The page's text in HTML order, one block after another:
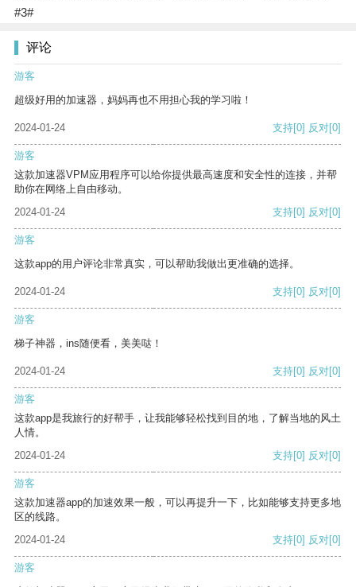
#3#
评论
游客
超级好用的加速器，妈妈再也不用担心我的学习啦！
2024-01-24 支持[0] 反对[0]
游客
这款加速器VPM应用程序可以给你提供最高速度和安全性的连接，并帮
助你在网络上自由移动。
2024-01-24
支持[0] 反对[0]
游客
这款app的用户评论非常真实，可以帮助我做出更准确的选择。
2024-01-24 支持[0] 反对[0]
游客
梯子神器，ins随便看，美美哒！
2024-01-24 支持[0] 反对[0]
游客
这款app是我旅行的好帮手，让我能够轻松找到目的地，了解当地的风土
人情。
2024-01-24
支持[0] 反对[0]
游客
这款加速器app的加速效果一般，可以再提升一下，比如能够支持更多地
区的线路。
2024-01-24
支持[0] 反对[0]
游客